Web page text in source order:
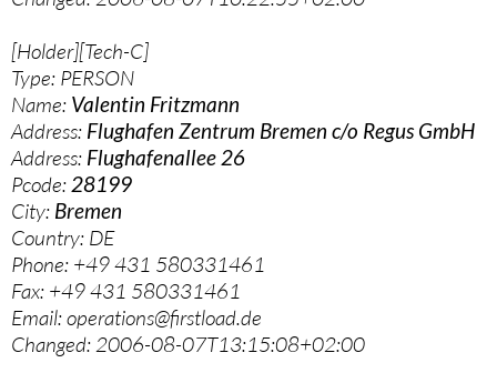
[Holder][Tech-C]
Type: PERSON
Name: Valentin Fritzmann
Address: Flughafen Zentrum Bremen c/o Regus GmbH
Address: Flughafenallee 26
Pcode: 28199
City: Bremen
Country: DE
Phone: +49 431 580331461
Fax: +49 431 580331461
Email: operations@firstload.de
Changed: 2006-08-07T13:15:08+02:00